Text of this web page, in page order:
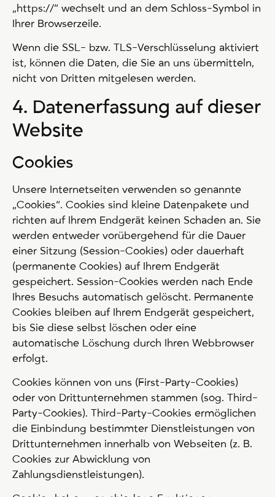
„https://“ wechselt und an dem Schloss-Symbol in
Ihrer Browserzeile.
Wenn die SSL- bzw. TLS-Verschlüsselung aktiviert
ist, können die Daten, die Sie an uns übermitteln,
nicht von Dritten mitgelesen werden.
4. Datenerfassung auf dieser
Website
Cookies
Unsere Internetseiten verwenden so genannte
„Cookies“. Cookies sind kleine Datenpakete und
richten auf Ihrem Endgerät keinen Schaden an. Sie
werden entweder vorübergehend für die Dauer
einer Sitzung (Session-Cookies) oder dauerhaft
(permanente Cookies) auf Ihrem Endgerät
gespeichert. Session-Cookies werden nach Ende
Ihres Besuchs automatisch gelöscht. Permanente
Cookies bleiben auf Ihrem Endgerät gespeichert,
bis Sie diese selbst löschen oder eine
automatische Löschung durch Ihren Webbrowser
erfolgt.
Cookies können von uns (First-Party-Cookies)
oder von Drittunternehmen stammen (sog. Third-
Party-Cookies). Third-Party-Cookies ermöglichen
die Einbindung bestimmter Dienstleistungen von
Drittunternehmen innerhalb von Webseiten (z. B.
Cookies zur Abwicklung von
Zahlungsdienstleistungen).